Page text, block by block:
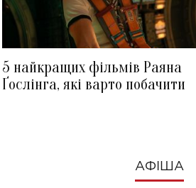
5 найкращих фільмів Раяна
Ґослінга, які варто побачити
АФІША